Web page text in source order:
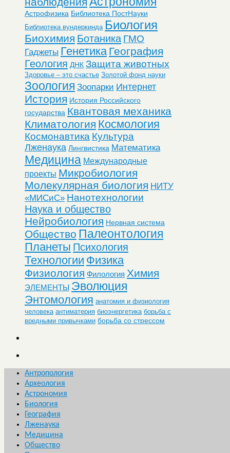
Астрофизика Библиотека ПостНауки
Библиотека вундеркинда Биология
Биохимия Ботаника ГМО
Гаджеты Генетика География
Геология ДНК Защита животных
Здоровье – это счастье Золотой фонд науки
Зоология Зоопарки Интернет
История История Российского
государства Квантовая механика
Климатология Космология
Космонавтика Культура
Лженаука Лингвистика Математика
Медицина Международные
проекты Микробиология
Молекулярная биология НИТУ
«МИСиС» Нанотехнологии
Наука и общество
Нейробиология Нервная система
Общество Палеонтология
Планеты Психология
Технологии Физика
Физиология Филология Химия
ЭЛЕМЕНТЫ Эволюция
Энтомология анатомия и физиология
человека антиматерия биоэнергетика борьба с
вредными привычками борьба со стрессом
Антропология
Археология
Астрономия
Биология
География
Лженаука
Медицина
Общество